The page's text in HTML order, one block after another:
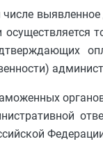
числе